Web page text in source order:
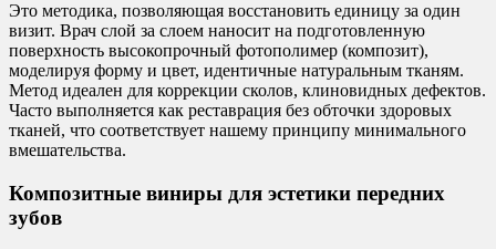
Это методика, позволяющая восстановить единицу за один
визит. Врач слой за слоем наносит на подготовленную
поверхность высокопрочный фотополимер (композит),
моделируя форму и цвет, идентичные натуральным тканям.
Метод идеален для коррекции сколов, клиновидных дефектов.
Часто выполняется как реставрация без обточки здоровых
тканей, что соответствует нашему принципу минимального
вмешательства.
Композитные виниры для эстетики передних
зубов